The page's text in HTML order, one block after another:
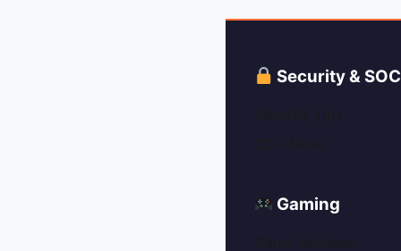
Security & SOC
Gaming